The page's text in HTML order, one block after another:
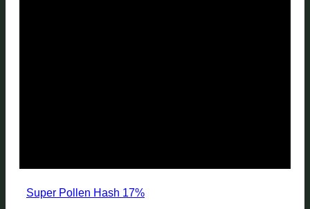
Super Pollen Hash 17%